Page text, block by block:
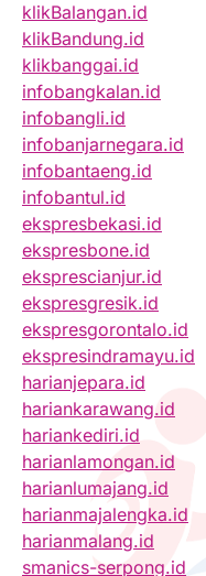
klikBalangan.id
klikBandung.id
klikbanggai.id
infobangkalan.id
infobangli.id
infobanjarnegara.id
infobantaeng.id
infobantul.id
ekspresbekasi.id
ekspresbone.id
eksprescianjur.id
ekspresgresik.id
ekspresgorontalo.id
ekspresindramayu.id
harianjepara.id
hariankarawang.id
hariankediri.id
harianlamongan.id
harianlumajang.id
harianmajalengka.id
harianmalang.id
smanics-serpong.id